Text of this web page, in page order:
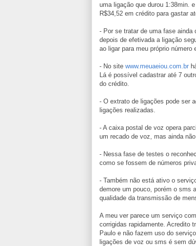
uma ligação que durou 1:38min.
R$34,52 em crédito para gastar
- Por se tratar de uma fase
depois de efetivada a ligação
ao ligar para meu próprio número
- No site www.meuaeiou.com.br
Lá é possível cadastrar até 7
do crédito.
- O extrato de ligações pode ser
ligações realizadas.
- A caixa postal de voz opera
um recado de voz, mas ainda
- Nessa fase de testes o
como se fossem de números
- Também não está ativo o
demore um pouco, porém o sms
qualidade da transmissão de
A meu ver parece um serviço
corrigidas rapidamente. Acredito
Paulo e não fazem uso do
ligações de voz ou sms é sem